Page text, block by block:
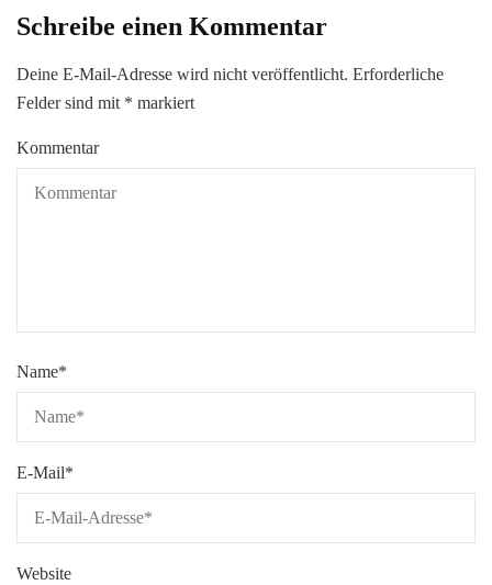
Schreibe einen Kommentar
Deine E-Mail-Adresse wird nicht veröffentlicht. Erforderliche
Felder sind mit * markiert
Kommentar
Name*
E-Mail*
Website